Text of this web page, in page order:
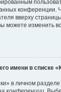
конференции.
вверху
можете изменить
имени в списке
в личном